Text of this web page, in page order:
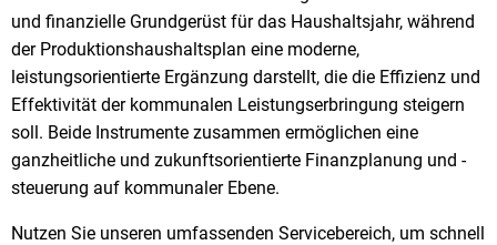
und finanzielle Grundgerüst für das Haushaltsjahr, während
der Produktionshaushaltsplan eine moderne,
leistungsorientierte Ergänzung darstellt, die die Effizienz und
Effektivität der kommunalen Leistungserbringung steigern
soll. Beide Instrumente zusammen ermöglichen eine
ganzheitliche und zukunftsorientierte Finanzplanung und -
steuerung auf kommunaler Ebene.
Nutzen Sie unseren umfassenden Servicebereich, um schnell